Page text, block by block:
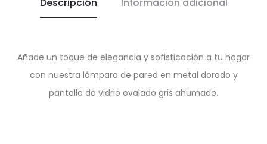
Añade un toque de elegancia y sofisticación a tu hogar
con nuestra lámpara de pared en metal dorado y
pantalla de vidrio ovalado gris ahumado.